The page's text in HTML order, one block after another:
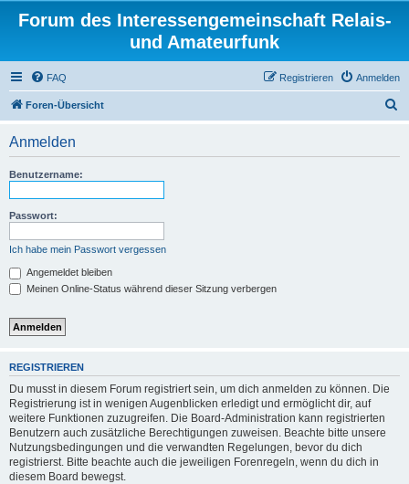
Forum des Interessengemeinschaft Relais-
und Amateurfunk
FAQ Anmelden
Registrieren
Foren-Übersicht
Anmelden
Benutzername:
Passwort:
Ich habe mein Passwort vergessen
Angemeldet bleiben
Meinen Online-Status während dieser Sitzung verbergen
REGISTRIEREN
Du musst in diesem Forum registriert sein, um dich anmelden zu können. Die
Registrierung ist in wenigen Augenblicken erledigt und ermöglicht dir, auf
weitere Funktionen zuzugreifen. Die Board-Administration kann registrierten
Benutzern auch zusätzliche Berechtigungen zuweisen. Beachte bitte unsere
Nutzungsbedingungen und die verwandten Regelungen, bevor du dich
registrierst. Bitte beachte auch die jeweiligen Forenregeln, wenn du dich in
diesem Board bewegst.